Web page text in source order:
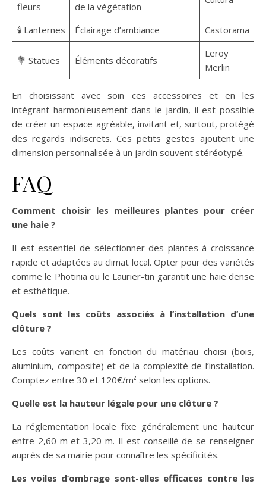
fleurs
de la végétation
🕯️ Lanternes Éclairage d’ambiance Castorama
💐 Statues Éléments décoratifs
Leroy
Merlin
En choisissant avec soin ces accessoires et en les
intégrant harmonieusement dans le jardin, il est possible
de créer un espace agréable, invitant et, surtout, protégé
des regards indiscrets. Ces petits gestes ajoutent une
dimension personnalisée à un jardin souvent stéréotypé.
FAQ
Comment choisir les meilleures plantes pour créer
une haie ?
Il est essentiel de sélectionner des plantes à croissance
rapide et adaptées au climat local. Opter pour des variétés
comme le Photinia ou le Laurier-tin garantit une haie dense
et esthétique.
Quels sont les coûts associés à l’installation d’une
clôture ?
Les coûts varient en fonction du matériau choisi (bois,
aluminium, composite) et de la complexité de l’installation.
Comptez entre 30 et 120€/m² selon les options.
Quelle est la hauteur légale pour une clôture ?
La réglementation locale fixe généralement une hauteur
entre 2,60 m et 3,20 m. Il est conseillé de se renseigner
auprès de sa mairie pour connaître les spécificités.
Les voiles d’ombrage sont-elles efficaces contre les